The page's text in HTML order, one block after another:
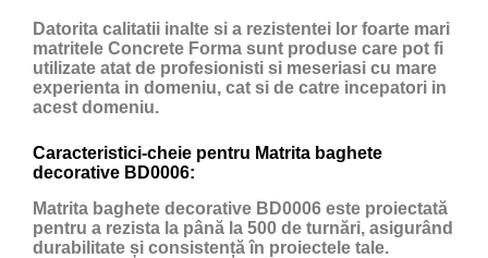
Datorita calitatii inalte si a rezistentei lor foarte mari
matritele Concrete Forma sunt produse care pot fi
utilizate atat de profesionisti si meseriasi cu mare
experienta in domeniu, cat si de catre incepatori in
acest domeniu.
Caracteristici-cheie pentru Matrita baghete
decorative BD0006:
Matrita baghete decorative BD0006 este proiectată
pentru a rezista la până la 500 de turnări, asigurând
durabilitate și consistență în proiectele tale.